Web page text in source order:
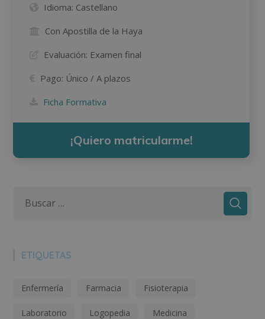
Idioma: Castellano
Con Apostilla de la Haya
Evaluación: Examen final
Pago: Único / A plazos
Ficha Formativa
¡Quiero matricularme!
ETIQUETAS
Enfermería Farmacia Fisioterapia
Laboratorio Logopedia Medicina